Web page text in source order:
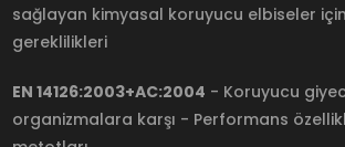
sağlayan kimyasal koruyucu elbiseler
gereklilikleri
EN 14126:2003+AC:2004 - Koruyucu
organizmalara karşı - Performans